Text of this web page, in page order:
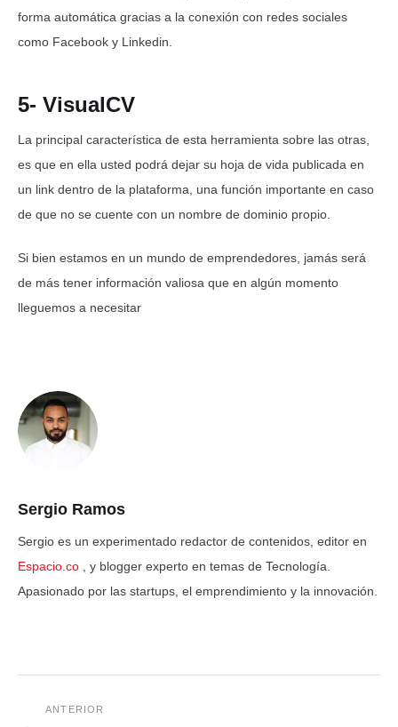
forma automática gracias a la conexión con redes sociales
como Facebook y Linkedin.
5- VisualCV
La principal característica de esta herramienta sobre las otras,
es que en ella usted podrá dejar su hoja de vida publicada en
un link dentro de la plataforma, una función importante en caso
de que no se cuente con un nombre de dominio propio.
Si bien estamos en un mundo de emprendedores, jamás será
de más tener información valiosa que en algún momento
lleguemos a necesitar
Sergio Ramos
Sergio es un experimentado redactor de contenidos, editor en
Espacio.co , y blogger experto en temas de Tecnología.
Apasionado por las startups, el emprendimiento y la innovación.